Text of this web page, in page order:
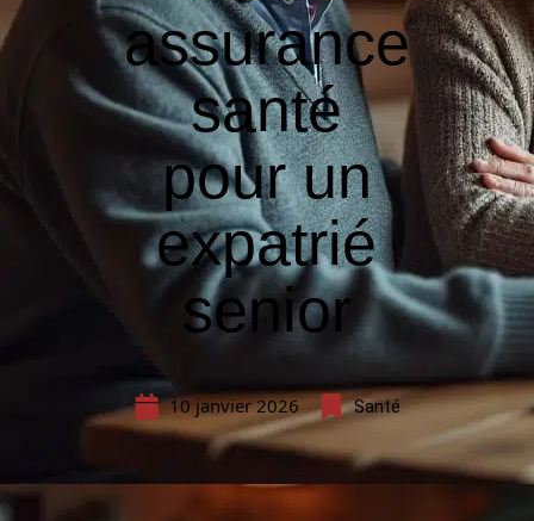
assurance
santé
pour un
expatrié
senior
10 janvier 2026 Santé